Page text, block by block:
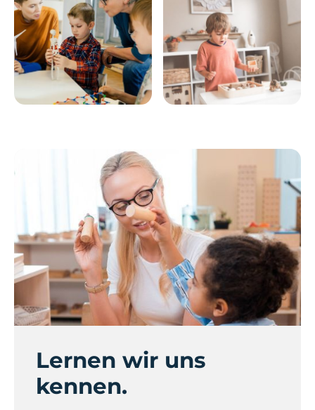
Lernen wir uns
kennen.